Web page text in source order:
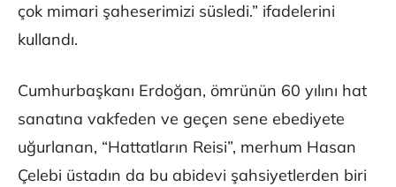
çok mimari şaheserimizi süsledi.” ifadelerini
kullandı.
Cumhurbaşkanı Erdoğan, ömrünün 60 yılını hat
sanatına vakfeden ve geçen sene ebediyete
uğurlanan, “Hattatların Reisi”, merhum Hasan
Çelebi üstadın da bu abidevi şahsiyetlerden biri